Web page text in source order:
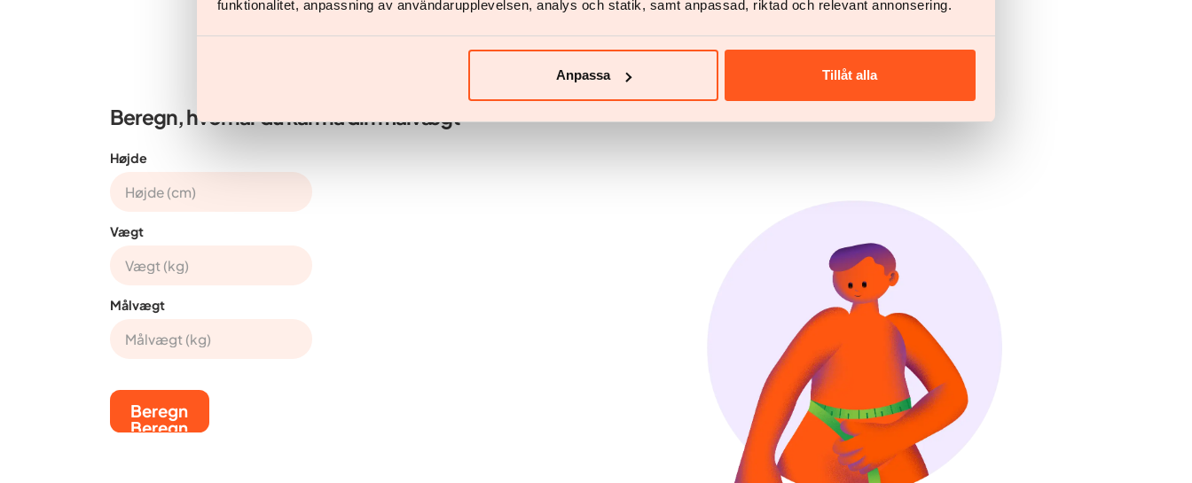
funktionalitet, anpassning av användarupplevelsen, analys och statik, samt anpassad, riktad och relevant annonsering.
Anpassa Tillåt alla
Beregn, hvornår du kan nå din målvægt
Højde
Vægt
Målvægt
Beregn
Beregn